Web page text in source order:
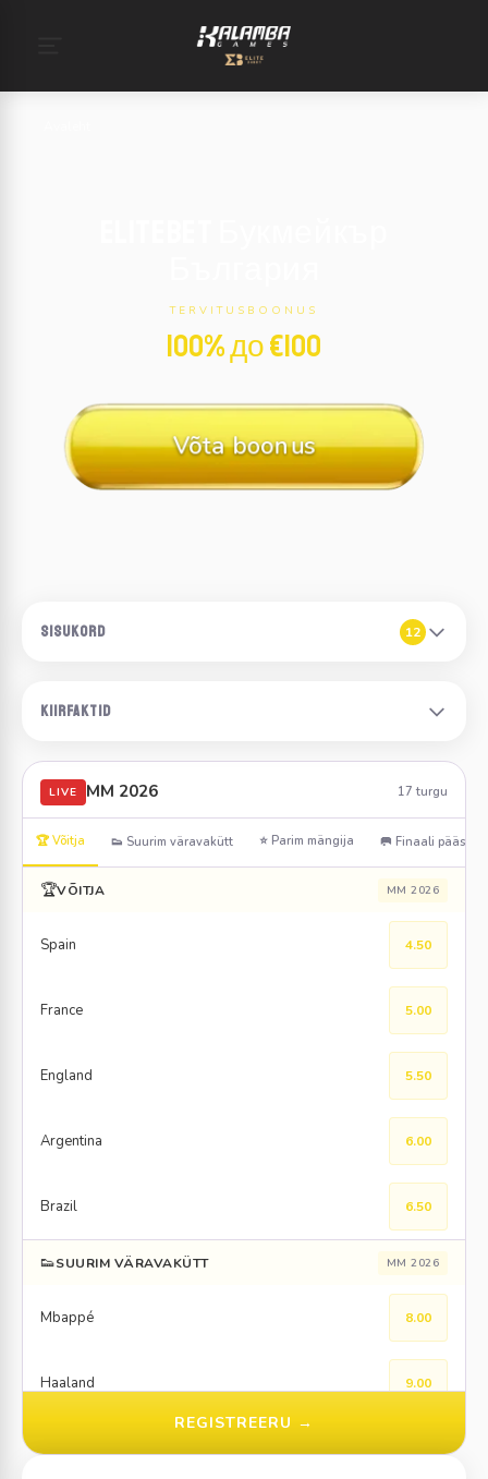
TERVITUSBOONUS
100% до €100
Võta boonus
SISUKORD 12
KIIRFAKTID
LIVE MM 2026 17 turgu
🏆 Võitja 👟 Suurim väravakütt ⭐ Parim mängija 🥅 Finaali pääs
🏆VÕITJA MM 2026
Spain 4.50
France 5.00
England 5.50
Argentina 6.00
Brazil 6.50
👟SUURIM VÄRAVAKÜTT MM 2026
Mbappé 8.00
Haaland 9.00
Kane
REGISTREERU →